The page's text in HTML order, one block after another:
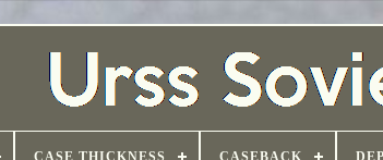
CASE THICKNESS CASEBACK